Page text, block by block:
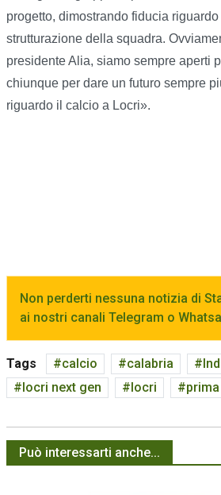
progetto, dimostrando fiducia
strutturazione della squadra.
presidente Alia, siamo sempre aperti
chiunque per dare un futuro sempre
riguardo il calcio a Locri».
Non perderti nessuna notizia di
ai nostri canali Telegram o
Tags calcio calabria lnd
locri next gen
locri
Può interessarti anche...